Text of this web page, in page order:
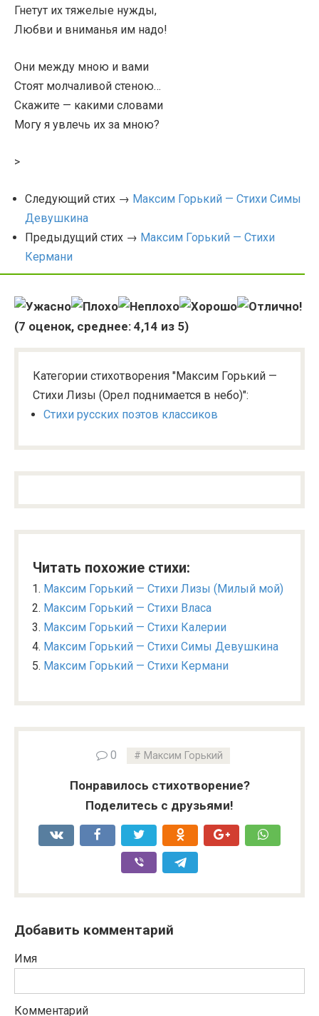
Гнетут их тяжелые нужды,
Любви и вниманья им надо!
Они между мною и вами
Стоят молчаливой стеною…
Скажите — какими словами
Могу я увлечь их за мною?
>
Следующий стих → Максим Горький — Стихи Симы
Девушкина
Предыдущий стих → Максим Горький — Стихи
Кермани
(7 оценок, среднее: 4,14 из 5)
Категории стихотворения "Максим Горький —
Стихи Лизы (Орел поднимается в небо)":
Стихи русских поэтов классиков
Читать похожие стихи:
Максим Горький — Стихи Лизы (Милый мой)
Максим Горький — Стихи Власа
Максим Горький — Стихи Калерии
Максим Горький — Стихи Симы Девушкина
Максим Горький — Стихи Кермани
0 Максим Горький
Понравилось стихотворение?
Поделитесь с друзьями!
Добавить комментарий
Имя
Комментарий